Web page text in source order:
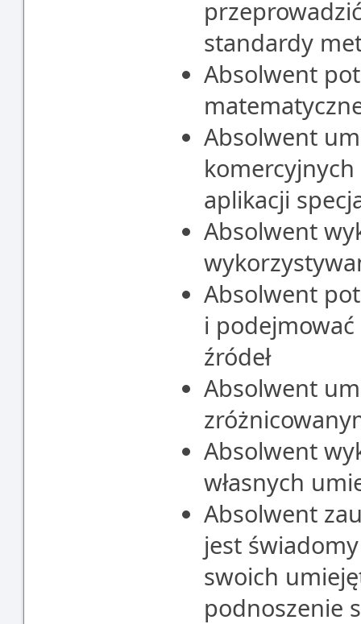
standardy
Absolwent
Absolwent
aplikacji
Absolwent
Absolwent
i
źródeł
Absolwent
Absolwent
własnych
Absolwent
jest
swoich
podnoszenie